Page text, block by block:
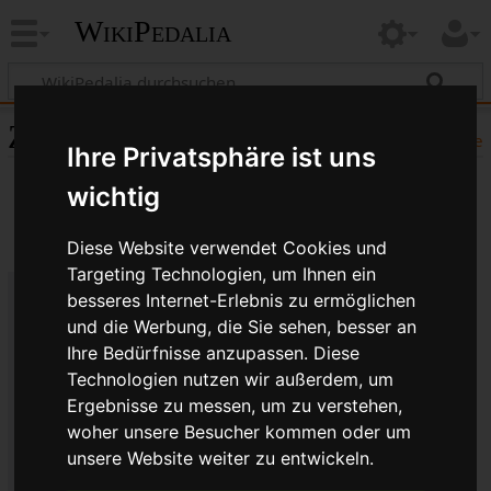
Ihre Privatsphäre ist uns
wichtig
Diese Website verwendet Cookies und
Targeting Technologien, um Ihnen ein
besseres Internet-Erlebnis zu ermöglichen
und die Werbung, die Sie sehen, besser an
Ihre Bedürfnisse anzupassen. Diese
Technologien nutzen wir außerdem, um
Ergebnisse zu messen, um zu verstehen,
woher unsere Besucher kommen oder um
unsere Website weiter zu entwickeln.
WikiPedalia
Hilfe
Zitierhilfe
Bibliografische Angaben für
Schweizerisch
Seitentitel: Schweizerisch
Autor(en): WikiPedalia-Bearbeiter
Herausgeber:WikiPedalia